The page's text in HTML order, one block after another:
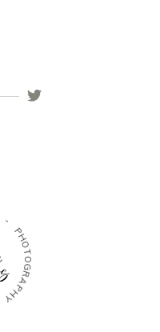
-
P
H
O
T
O
G
R
A
P
H
Y